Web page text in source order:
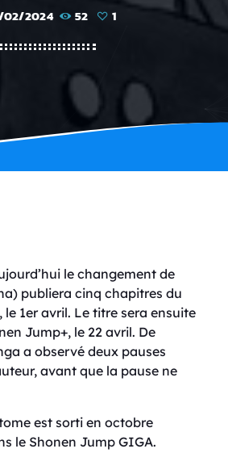
02/2024 52 1
le changement de
publiera cinq chapitres du
1er avril. Le titre sera ensuite
Jump+, le 22 avril. De
a observé deux pauses
avant que la pause ne
est sorti en octobre
le Shonen Jump GIGA.